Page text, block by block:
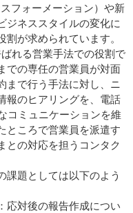
フォーメーション）や新
ジネススタイルの変化に
が求められています。
れる営業手法での役割で
での専任の営業員が対面
まで行う手法に対し、ニ
報のヒアリングを、電話
コミュニケーションを維
ところで営業員を派遣す
との対応を担うコンタク
課題としては以下のよう
応対後の報告作成につい